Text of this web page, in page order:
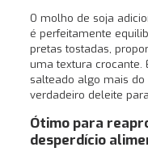
O molho de soja
é perfeitamente
pretas tostadas,
uma textura crocante.
salteado algo mais
verdadeiro deleite
Ótimo para
desperdício